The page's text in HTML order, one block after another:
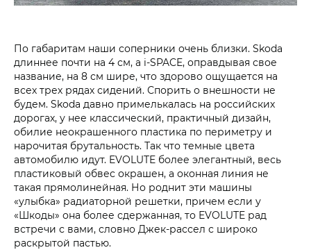
По габаритам наши соперники очень близки. Skoda
длиннее почти на 4 см, а i‑SPACE, оправдывая свое
название, на 8 см шире, что здорово ощущается на
всех трех рядах сидений. Спорить о внешности не
будем. Skoda давно примелькалась на российских
дорогах, у нее классический, практичный дизайн,
обилие неокрашенного пластика по периметру и
нарочитая брутальность. Так что темные цвета
автомобилю идут. EVOLUTE более элегантный, весь
пластиковый обвес окрашен, а оконная линия не
такая прямолинейная. Но роднит эти машины
«улыбка» радиаторной решетки, причем если у
«Шкоды» она более сдержанная, то EVOLUTE рад
встречи с вами, словно Джек-рассел с широко
раскрытой пастью.